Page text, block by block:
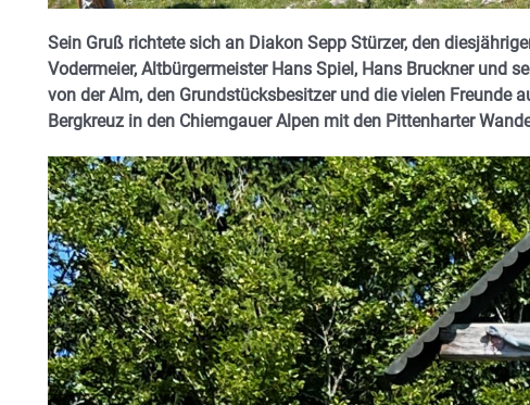
Sein Gruß richtete sich an Diakon Sepp Stürzer, den
Vodermeier, Altbürgermeister Hans Spiel, Hans Bruckner und
von der Alm, den Grundstücksbesitzer und die vielen Freunde
Bergkreuz in den Chiemgauer Alpen mit den Pittenharter